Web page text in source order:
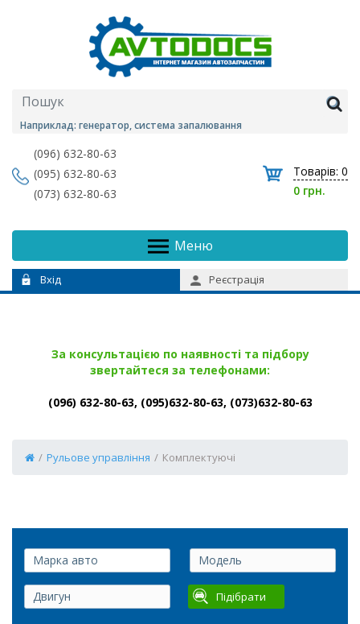
Наприклад: генератор, система запалювання
(096) 632-80-63
(095) 632-80-63
(073) 632-80-63
Товарів: 0
0 грн.
Меню
Вхід Реєстрація
За консультацією по наявності та підбору
звертайтеся за телефонами:
(096) 632-80-63, (095)632-80-63, (073)632-80-63
/ Рульове управління / Комплектуючі
Підібрати